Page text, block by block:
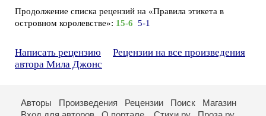
Продолжение списка рецензий на «Правила этикета в
островном королевстве»: 15-6 5-1
Написать рецензию
Рецензии на все произведения
автора Мила Джонс
Авторы Произведения Рецензии Поиск
Магазин